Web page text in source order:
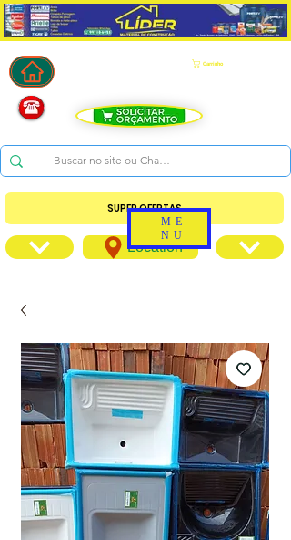
Carrinho
SUPER OFERTAS
Location
ME
NU